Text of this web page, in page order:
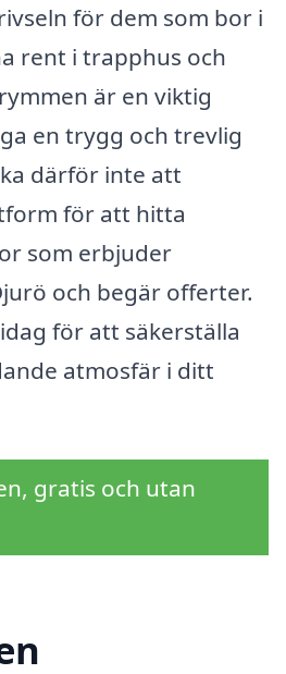
för dem som bor i
rent i trapphus och
är en viktig
en trygg och trevlig
därför inte att
för att hitta
som erbjuder
och begär offerter.
för att säkerställa
atmosfär i ditt
gratis och utan